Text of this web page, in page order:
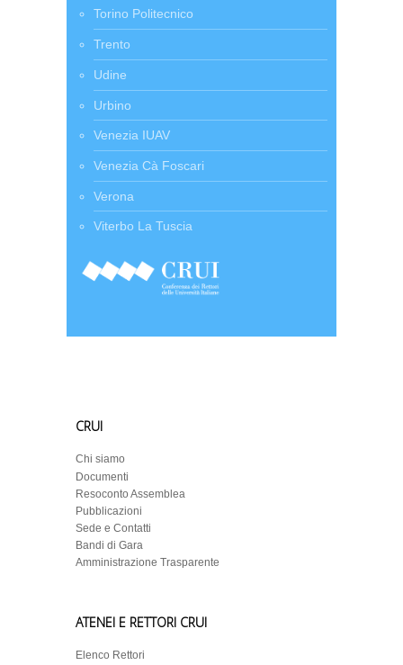
Torino Politecnico
Trento
Udine
Urbino
Venezia IUAV
Venezia Cà Foscari
Verona
Viterbo La Tuscia
CRUI
Chi siamo
Documenti
Resoconto Assemblea
Pubblicazioni
Sede e Contatti
Bandi di Gara
Amministrazione Trasparente
ATENEI E RETTORI CRUI
Elenco Rettori